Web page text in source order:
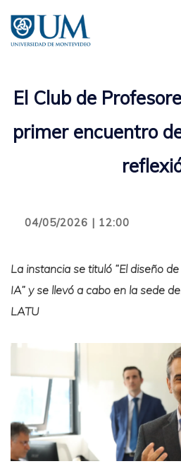
contenido
principal
El Club de
primer encuentro
04/05/2026 | 12:00
La instancia se tituló “El diseño
IA” y se llevó a cabo en la sede
LATU